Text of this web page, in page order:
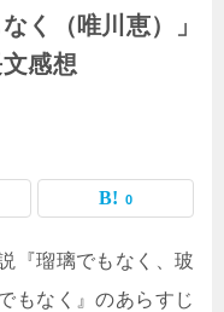
く（唯川恵）」
感想
0
『瑠璃でもなく、玻
もなく』のあらすじ